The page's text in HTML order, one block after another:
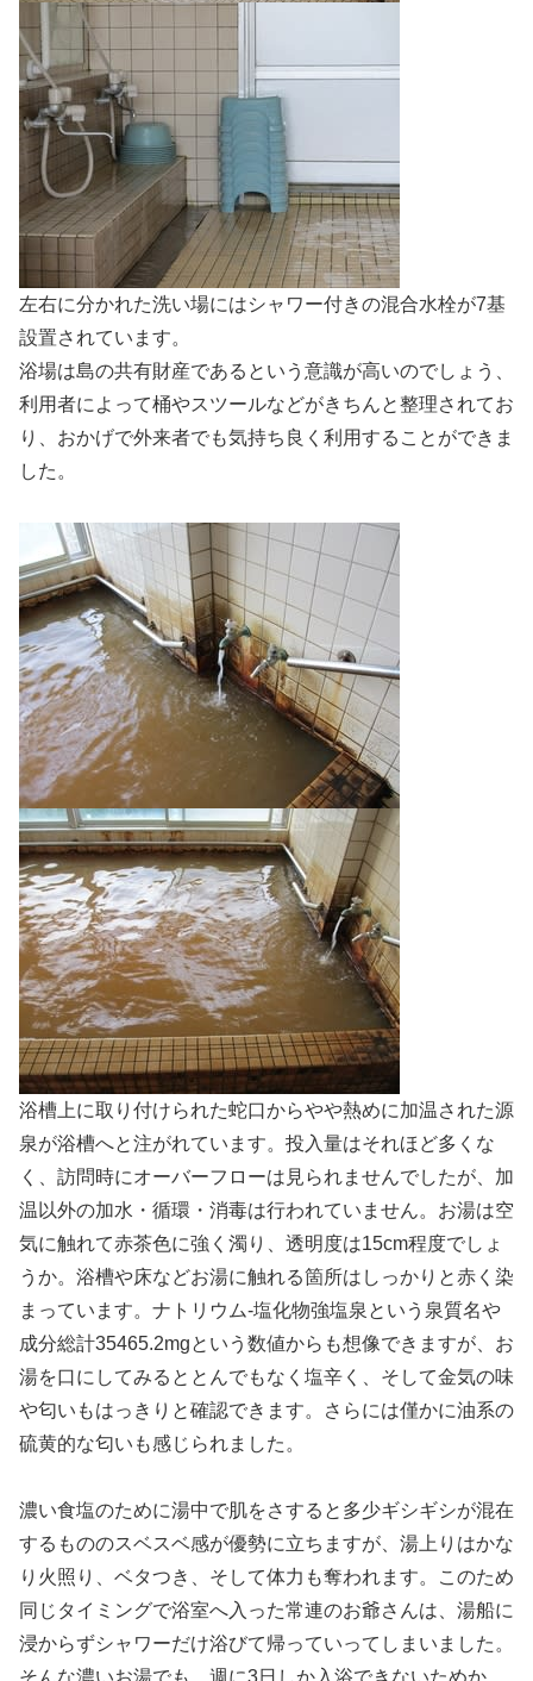
左右に分かれた洗い場にはシャワー付きの混合水栓が7基
設置されています。
浴場は島の共有財産であるという意識が高いのでしょう、
利用者によって桶やスツールなどがきちんと整理されてお
り、おかげで外来者でも気持ち良く利用することができま
した。
浴槽上に取り付けられた蛇口からやや熱めに加温された源
泉が浴槽へと注がれています。投入量はそれほど多くな
く、訪問時にオーバーフローは見られませんでしたが、加
温以外の加水・循環・消毒は行われていません。お湯は空
気に触れて赤茶色に強く濁り、透明度は15cm程度でしょ
うか。浴槽や床などお湯に触れる箇所はしっかりと赤く染
まっています。ナトリウム-塩化物強塩泉という泉質名や
成分総計35465.2mgという数値からも想像できますが、お
湯を口にしてみるととんでもなく塩辛く、そして金気の味
や匂いもはっきりと確認できます。さらには僅かに油系の
硫黄的な匂いも感じられました。
濃い食塩のために湯中で肌をさすると多少ギシギシが混在
するもののスベスベ感が優勢に立ちますが、湯上りはかな
り火照り、ベタつき、そして体力も奪われます。このため
同じタイミングで浴室へ入った常連のお爺さんは、湯船に
浸からずシャワーだけ浴びて帰っていってしまいました。